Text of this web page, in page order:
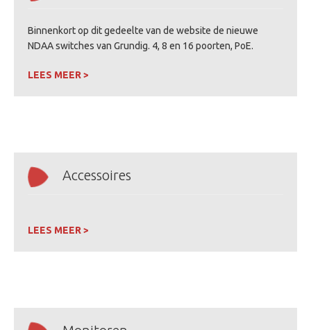
Binnenkort op dit gedeelte van de website de nieuwe
NDAA switches van Grundig. 4, 8 en 16 poorten, PoE.
LEES MEER >
Accessoires
LEES MEER >